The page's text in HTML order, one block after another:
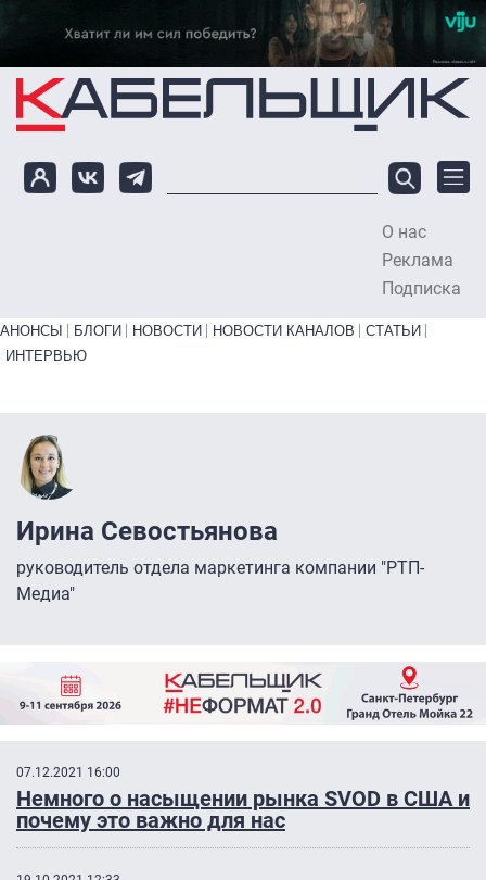
О нас
Реклама
Подписка
Primary links bottom
АНОНСЫ БЛОГИ НОВОСТИ НОВОСТИ КАНАЛОВ
СТАТЬИ
ИНТЕРВЬЮ
Ирина Севостьянова
руководитель отдела маркетинга компании "РТП-
Медиа"
07.12.2021 16:00
Немного о насыщении рынка SVOD в США и
почему это важно для нас